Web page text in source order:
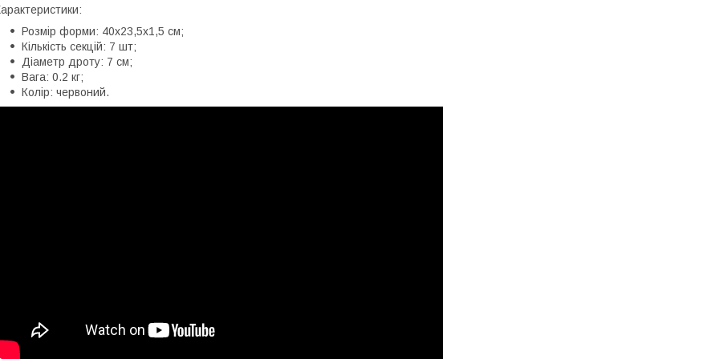
Розмір форми: 40х23,5х1,5 см;
Кількість секцій: 7 шт;
Діаметр дроту: 7 см;
Вага: 0.2 кг;
Колір: червоний.